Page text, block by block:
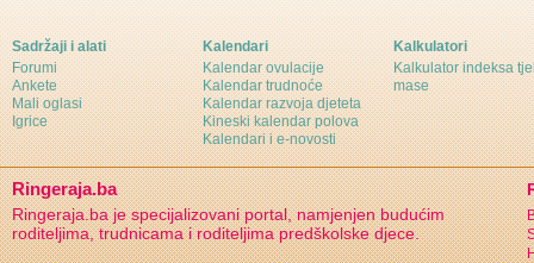
Sadržaji i alati
Forumi
Ankete
Mali oglasi
Igrice
Kalendari
Kalendar ovulacije
Kalendar trudnoće
Kalendar razvoja djeteta
Kineski kalendar polova
Kalendari i e-novosti
Kalkulatori
Kalkulator indeksa
mase
Ringeraja.ba
Ringeraja.ba je specijalizovani portal, namjenjen budućim
roditeljima, trudnicama i roditeljima predškolske djece.